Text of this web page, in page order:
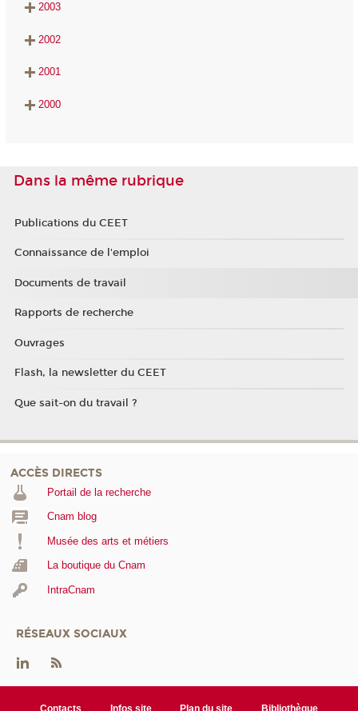
2003
2002
2001
2000
Dans la même rubrique
Publications du CEET
Connaissance de l'emploi
Documents de travail
Rapports de recherche
Ouvrages
Flash, la newsletter du CEET
Que sait-on du travail ?
ACCÈS DIRECTS
Portail de la recherche
Cnam blog
Musée des arts et métiers
La boutique du Cnam
IntraCnam
RÉSEAUX SOCIAUX